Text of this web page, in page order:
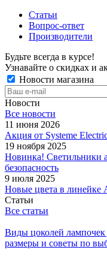
Статьи
Вопрос-ответ
Производители
Будьте всегда в курсе!
Узнавайте о скидках и
Новости магазина
Новости
Все новости
11 июня 2026
Акция от Systeme
19 ноября 2025
Новинка! Светильники
безопасность
9 июля 2025
Новые цвета в линейке
Статьи
Все статьи
Виды цоколей лампочек
размеры и советы по